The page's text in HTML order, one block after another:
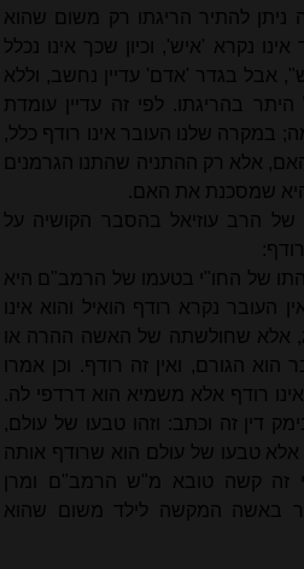
להתיר הריגתו רק משום שהוא
נקרא 'איש', וכיון שכך אינו נכלל
אבל בגדר 'אדם' עדיין נחשב, וללא
בהריגתו. לפי זה עדיין עומדת
במקרה שלנו העובר אינו רודף כלל,
אלא רק ההתניה שהתנו הגרמנים
היא שמסכנת את האם.
של הרב עוזיאל בהסבר הקושיה על
של החו"י בטעמו של הרמב"ם היא
העובר נקרא רודף הואיל והוא אינו
אלא שחולשתה של האשה ההרה או
הוא הגורם, ואין זה רודף. וכן אמרו
רודף אלא משמיא הוא דרדפי לה.
דין זה וכתב: וזהו טבעו של עולם,
אלא טבעו של עולם הוא שרודף אותה
זה קשה טובא מ"ש הרמב"ם ומרן
באשה המקשה לילד משום שהוא